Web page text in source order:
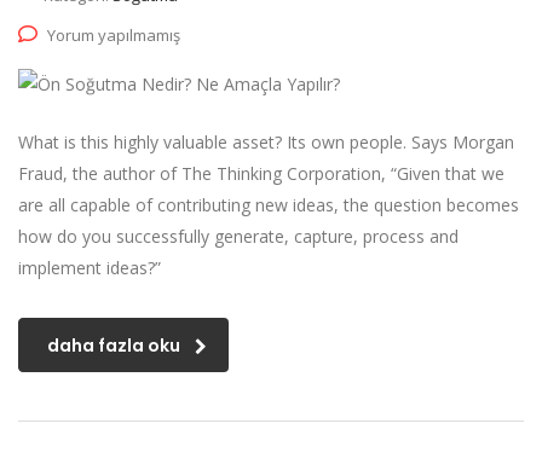
Yorum yapılmamış
What is this highly valuable asset? Its own people. Says Morgan
Fraud, the author of The Thinking Corporation, “Given that we
are all capable of contributing new ideas, the question becomes
how do you successfully generate, capture, process and
implement ideas?”
daha fazla oku